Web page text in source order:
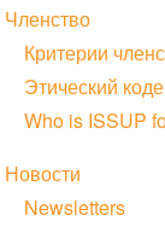
Членство
Критерии
Этический
Who is ISSUP
Новости
Newsletters